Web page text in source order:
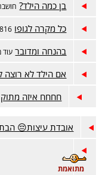
בן כמה הילד?
כל מקרה לגופו
בהנחה ומדובר
אם הילד לא רוצה
חחחח איזה מתוק
אובדת עיצות😔
מתואמת